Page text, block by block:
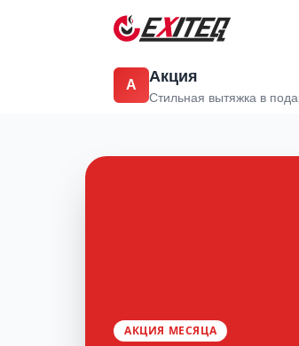
А Акция
Стильная вытяжка в
АКЦИЯ МЕСЯЦА